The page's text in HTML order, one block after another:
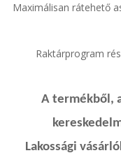
Maximálisan rátehető
Raktárprogram
A termékből,
Lakossági